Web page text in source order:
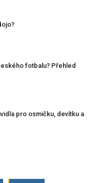
fotbalu? Přehled
pro osmičku, devítku a